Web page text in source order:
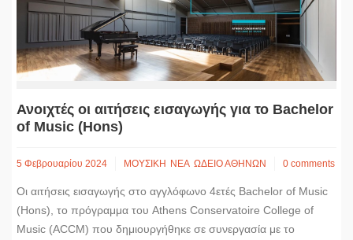
Ανοιχτές οι αιτήσεις εισαγωγής για το Bachelor
of Music (Hons)
5 Φεβρουαρίου 2024 ΜΟΥΣΙΚΗ ΝΕΑ ΩΔΕΙΟ ΑΘΗΝΩΝ 0 comments
Οι αιτήσεις εισαγωγής στο αγγλόφωνο 4ετές Bachelor of Music
(Hons), το πρόγραμμα του Athens Conservatoire College of
Music (ACCM) που δημιουργήθηκε σε συνεργασία με το